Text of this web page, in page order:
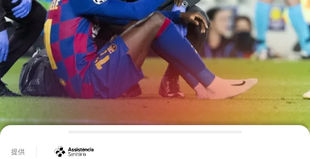
会長
レジェンド
plusicon
label.aria.plus
プレスパス
チケット
結果
順位表
スケジュール
チケット
結果
順位表
PLUSICON
LABEL.ARIA.PLUS
トップチーム
plusicon
label.aria.plus
スケジュール
チケット
PLUSICON
LABEL.ARIA.PLUS
トップチーム
提供